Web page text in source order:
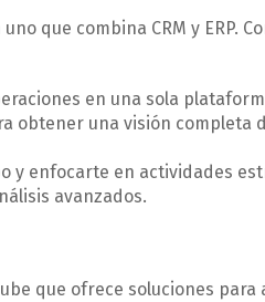
que combina CRM y ERP.
en una sola
obtener una visión completa
y enfocarte en actividades
avanzados.
que ofrece soluciones para